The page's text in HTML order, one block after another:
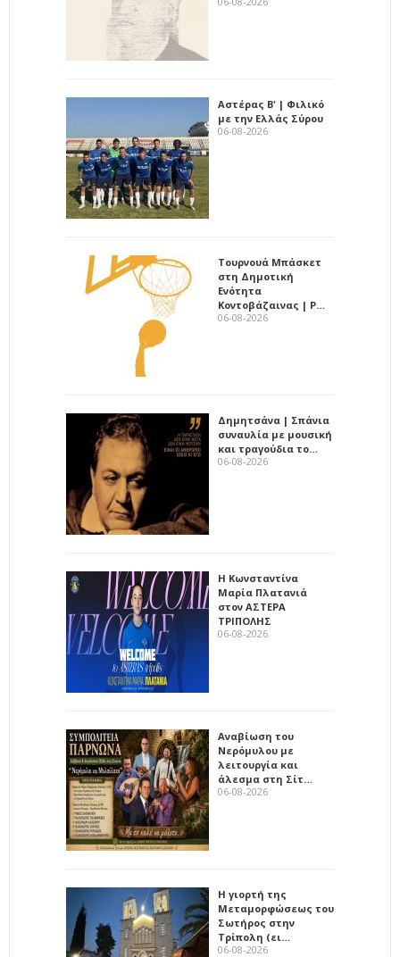
Αστέρας Β' | Φιλικό
με την Ελλάς Σύρου
06-08-2026
Τουρνουά Μπάσκετ
στη Δημοτική
Ενότητα
Κοντοβάζαινας | Ρ…
06-08-2026
Δημητσάνα | Σπάνια
συναυλία με μουσική
και τραγούδια το…
06-08-2026
Η Κωνσταντίνα
Μαρία Πλατανιά
στον ΑΣΤΕΡΑ
ΤΡΙΠΟΛΗΣ
06-08-2026
Αναβίωση του
Νερόμυλου με
λειτουργία και
άλεσμα στη Σίτ…
06-08-2026
Η γιορτή της
Μεταμορφώσεως του
Σωτήρος στην
Τρίπολη (ει…
06-08-2026